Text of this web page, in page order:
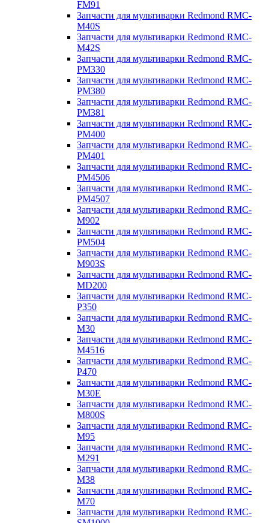
FM91
Запчасти для мультиварки Redmond RMC-
M40S
Запчасти для мультиварки Redmond RMC-
M42S
Запчасти для мультиварки Redmond RMC-
PM330
Запчасти для мультиварки Redmond RMC-
PM380
Запчасти для мультиварки Redmond RMC-
PM381
Запчасти для мультиварки Redmond RMC-
PM400
Запчасти для мультиварки Redmond RMC-
PM401
Запчасти для мультиварки Redmond RMC-
PM4506
Запчасти для мультиварки Redmond RMC-
PM4507
Запчасти для мультиварки Redmond RMC-
M902
Запчасти для мультиварки Redmond RMC-
PM504
Запчасти для мультиварки Redmond RMC-
M903S
Запчасти для мультиварки Redmond RMC-
MD200
Запчасти для мультиварки Redmond RMC-
P350
Запчасти для мультиварки Redmond RMC-
M30
Запчасти для мультиварки Redmond RMC-
M4516
Запчасти для мультиварки Redmond RMC-
P470
Запчасти для мультиварки Redmond RMC-
M30E
Запчасти для мультиварки Redmond RMC-
M800S
Запчасти для мультиварки Redmond RMC-
M95
Запчасти для мультиварки Redmond RMC-
M291
Запчасти для мультиварки Redmond RMC-
M38
Запчасти для мультиварки Redmond RMC-
M70
Запчасти для мультиварки Redmond RMC-